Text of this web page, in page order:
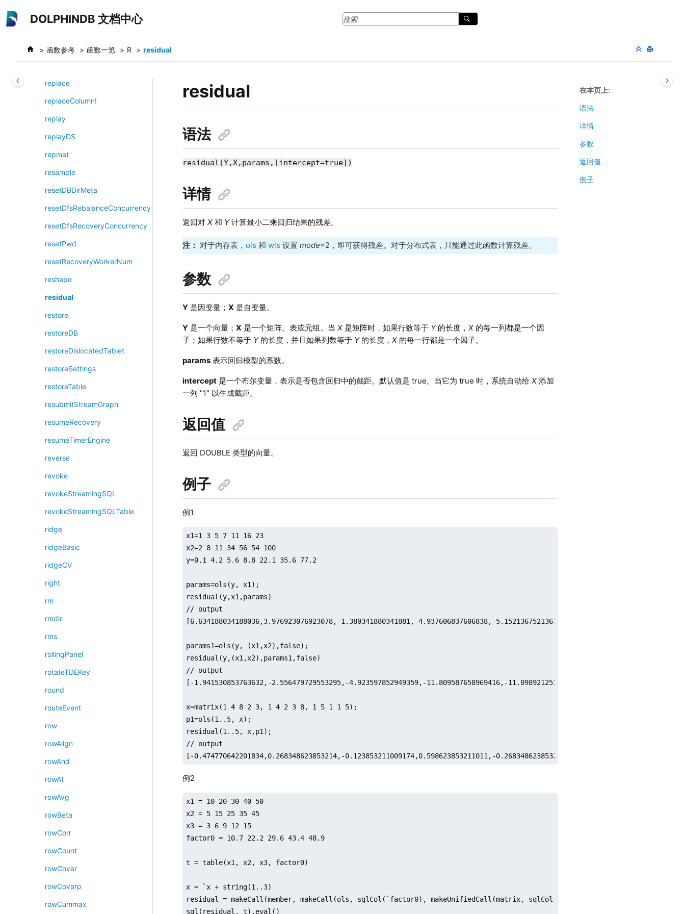
DOLPHINDB 文档中心
函数参考 函数一览 R residual
repeat
replace
replaceColumn!
replay
replayDS
repmat
resample
resetDBDirMeta
resetDfsRebalanceConcurrency
resetDfsRecoveryConcurrency
resetPwd
resetRecoveryWorkerNum
reshape
residual
restore
restoreDB
restoreDislocatedTablet
restoreSettings
restoreTable
resubmitStreamGraph
resumeRecovery
resumeTimerEngine
reverse
revoke
revokeStreamingSQL
revokeStreamingSQLTable
ridge
ridgeBasic
ridgeCV
right
rm
rmdir
rms
rollingPanel
rotateTDEKey
round
routeEvent
row
rowAlign
rowAnd
rowAt
rowAvg
rowBeta
rowCorr
rowCount
rowCovar
rowCovarp
rowCummax
residual
语法
residual(Y,X,params,[intercept=true])
详情
返回对X 和 Y计算最小二乘回归结果的残差。
注： 对于内存表，ols 和wls 设置mode=2，即可获得残差。对于分布式表，只能通过此函数计算残差。
参数
Y 是因变量；X 是自变量。
Y 是一个向量；X 是一个矩阵、表或元组。当X 是矩阵时，如果行数等于 Y的长度，X 的每一列都是一个因
子；如果行数不等于 Y的长度，并且如果列数等于 Y的长度，X 的每一行都是一个因子。
params 表示回归模型的系数。
intercept 是一个布尔变量，表示是否包含回归中的截距。默认值是 true。当它为 true 时，系统自动给X 添加
一列 "1" 以生成截距。
返回值
返回 DOUBLE 类型的向量。
例子
例1
x1=1 3 5 7 11 16 23
x2=2 8 11 34 56 54 100
y=0.1 4.2 5.6 8.8 22.1 35.6 77.2
params=ols(y, x1);
residual(y,x1,params)
// output
[6.634188034188036,3.976923076923078,-1.380341880341881,-4.937606837606838,-5.152136752136756,-
params1=ols(y, (x1,x2),false);
residual(y,(x1,x2),params1,false)
// output
[-1.941530853763632,-2.556479729553295,-4.923597852949359,-11.809587658969416,-11.098921251860737,-
x=matrix(1 4 8 2 3, 1 4 2 3 8, 1 5 1 1 5);
p1=ols(1..5, x);
residual(1..5, x,p1);
// output
[-0.474770642201834,0.268348623853214,-0.123853211009174,0.598623853211011,-0.268348623853205]
例2
x1 = 10 20 30 40 50
x2 = 5 15 25 35 45
x3 = 3 6 9 12 15
factor0 = 10.7 22.2 29.6 43.4 48.9
t = table(x1, x2, x3, factor0)
x = `x + string(1..3)
residual = makeCall(member, makeCall(ols, sqlCol(`factor0), makeUnifiedCall(matrix, sqlCol(x)), 1, 2), "Residual")
sql(residual, t).eval()
在本页上
语法
详情
参数
返回值
例子